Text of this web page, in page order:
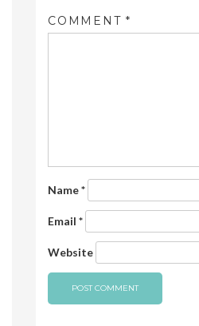
COMMENT *
Name*
Email *
Website